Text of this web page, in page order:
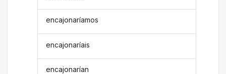
encajonaríamos
encajonaríais
encajonarían